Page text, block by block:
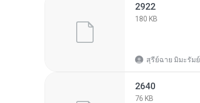
2922
180 KB
สุรีย์ฉาย มิมะรัมย์
2640
76 KB